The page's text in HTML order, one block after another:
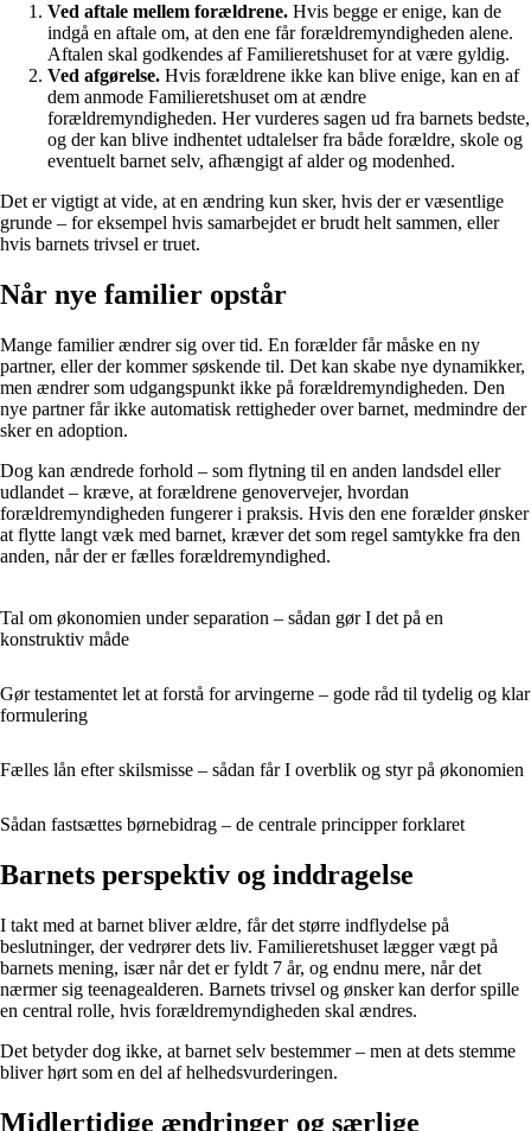
Ved aftale mellem forældrene. Hvis begge er enige, kan de
indgå en aftale om, at den ene får forældremyndigheden alene.
Aftalen skal godkendes af Familieretshuset for at være gyldig.
Ved afgørelse. Hvis forældrene ikke kan blive enige, kan en af
dem anmode Familieretshuset om at ændre
forældremyndigheden. Her vurderes sagen ud fra barnets bedste,
og der kan blive indhentet udtalelser fra både forældre, skole og
eventuelt barnet selv, afhængigt af alder og modenhed.
Det er vigtigt at vide, at en ændring kun sker, hvis der er væsentlige
grunde – for eksempel hvis samarbejdet er brudt helt sammen, eller
hvis barnets trivsel er truet.
Når nye familier opstår
Mange familier ændrer sig over tid. En forælder får måske en ny
partner, eller der kommer søskende til. Det kan skabe nye dynamikker,
men ændrer som udgangspunkt ikke på forældremyndigheden. Den
nye partner får ikke automatisk rettigheder over barnet, medmindre der
sker en adoption.
Dog kan ændrede forhold – som flytning til en anden landsdel eller
udlandet – kræve, at forældrene genovervejer, hvordan
forældremyndigheden fungerer i praksis. Hvis den ene forælder ønsker
at flytte langt væk med barnet, kræver det som regel samtykke fra den
anden, når der er fælles forældremyndighed.
Tal om økonomien under separation – sådan gør I det på en
konstruktiv måde
Gør testamentet let at forstå for arvingerne – gode råd til tydelig og klar
formulering
Fælles lån efter skilsmisse – sådan får I overblik og styr på økonomien
Sådan fastsættes børnebidrag – de centrale principper forklaret
Barnets perspektiv og inddragelse
I takt med at barnet bliver ældre, får det større indflydelse på
beslutninger, der vedrører dets liv. Familieretshuset lægger vægt på
barnets mening, især når det er fyldt 7 år, og endnu mere, når det
nærmer sig teenagealderen. Barnets trivsel og ønsker kan derfor spille
en central rolle, hvis forældremyndigheden skal ændres.
Det betyder dog ikke, at barnet selv bestemmer – men at dets stemme
bliver hørt som en del af helhedsvurderingen.
Midlertidige ændringer og særlige